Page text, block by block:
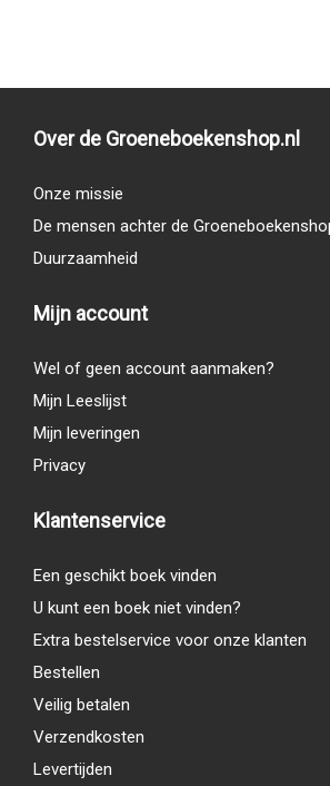
Over de Groeneboekenshop.nl
Onze missie
De mensen achter de
Duurzaamheid
Mijn account
Wel of geen account aanmaken?
Mijn Leeslijst
Mijn leveringen
Privacy
Klantenservice
Een geschikt boek vinden
U kunt een boek niet vinden?
Extra bestelservice voor onze klanten
Bestellen
Veilig betalen
Verzendkosten
Levertijden